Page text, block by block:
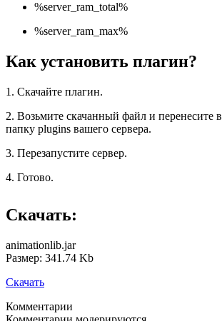
%server_ram_total%
%server_ram_max%
Как установить плагин?
1. Скачайте плагин.
2. Возьмите скачанный файл и перенесите в
папку plugins вашего сервера.
3. Перезапустите сервер.
4. Готово.
Скачать:
animationlib.jar
Размер: 341.74 Kb
Скачать
Комментарии